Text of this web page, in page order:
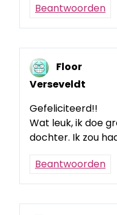
Beantwoorden
Floor
Verseveldt
Gefeliciteerd!!
Wat leuk, ik doe
dochter. Ik zou
Beantwoorden